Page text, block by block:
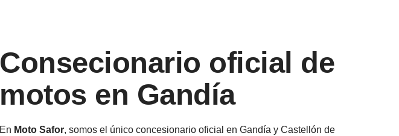
Consecionario oficial de
motos en Gandía
En Moto Safor, somos el único concesionario oficial en Gandía y Castellón de